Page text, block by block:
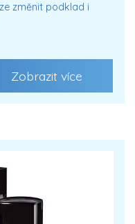
změnit podklad i
Zobrazit více